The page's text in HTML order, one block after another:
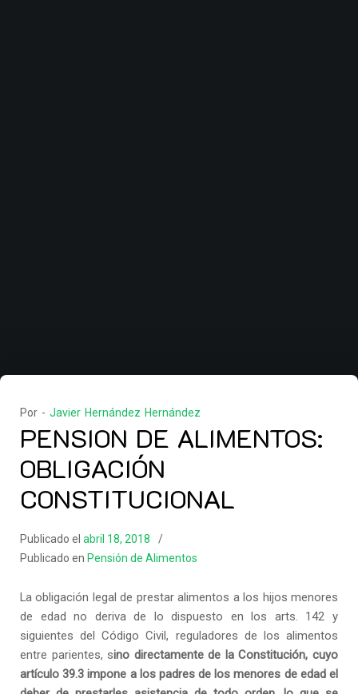
Por - Javier Hernández Hernández
PENSION DE ALIMENTOS:
OBLIGACIÓN
CONSTITUCIONAL
Publicado el abril 18, 2018
Publicado en Pensión de Alimentos
La obligación legal de prestar alimentos a los hijos menores
de edad no deriva de lo dispuesto en los arts. 142 y
siguientes del Código Civil, reguladores de los alimentos
entre parientes, sino directamente de laConstitución, cuyo
artículo 39.3 impone a los padres de los menores de edad el